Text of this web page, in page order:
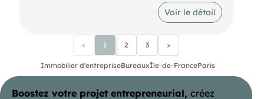
cet espace traversant bénéficie d'une belle
luminosité et offre de nombreuses possibilités
d'aménagement. Idéalement situé dans un
quartier dynamique et parfaitement desservi, ce
bien est disponible immédiatement et conviendra
parfaitement à une activité professionnelle
souhaitant allier confort et accessibilité.
Bus Bus Metro Alésia (4) Metro Porte d'Orléans (4)
d'Orléans (3)
Voir le détail
< 1 2 3 >
Immobilier d'entrepriseBureauxÎle-de-FranceParis
Boostez votre projet entrepreneurial, créez